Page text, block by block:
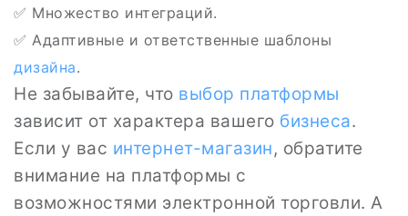
✅ Множество интеграций.
✅ Адаптивные и ответственные шаблоны
дизайна.
Не забывайте, что выбор платформы
зависит от характера вашего бизнеса.
Если у вас интернет-магазин, обратите
внимание на платформы с
возможностями электронной торговли. А